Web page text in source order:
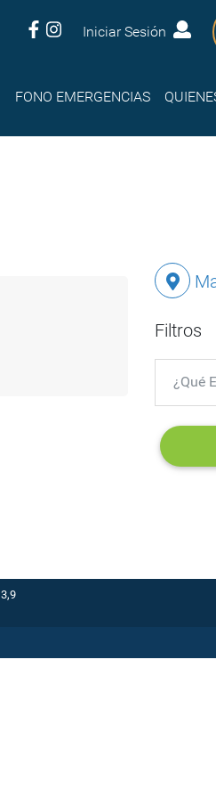
Iniciar Sesión
FONO EMERGENCIAS
Filtros